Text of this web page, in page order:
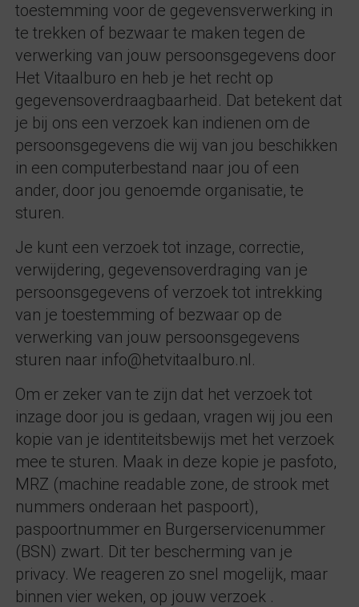
toestemming voor de gegevensverwerking in
te trekken of bezwaar te maken tegen de
verwerking van jouw persoonsgegevens door
Het Vitaalburo en heb je het recht op
gegevensoverdraagbaarheid. Dat betekent dat
je bij ons een verzoek kan indienen om de
persoonsgegevens die wij van jou beschikken
in een computerbestand naar jou of een
ander, door jou genoemde organisatie, te
sturen.
Je kunt een verzoek tot inzage, correctie,
verwijdering, gegevensoverdraging van je
persoonsgegevens of verzoek tot intrekking
van je toestemming of bezwaar op de
verwerking van jouw persoonsgegevens
sturen naar info@hetvitaalburo.nl.
Om er zeker van te zijn dat het verzoek tot
inzage door jou is gedaan, vragen wij jou een
kopie van je identiteitsbewijs met het verzoek
mee te sturen. Maak in deze kopie je pasfoto,
MRZ (machine readable zone, de strook met
nummers onderaan het paspoort),
paspoortnummer en Burgerservicenummer
(BSN) zwart. Dit ter bescherming van je
privacy. We reageren zo snel mogelijk, maar
binnen vier weken, op jouw verzoek .